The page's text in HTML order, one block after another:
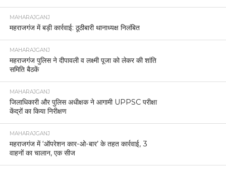
MAHARAJGANJ
महराजगंज में बड़ी कार्रवाई: ठूठीबारी थानाध्यक्ष निलंबित
MAHARAJGANJ
महराजगंज पुलिस ने दीपावली व लक्ष्मी पूजा को लेकर की शांति
समिति बैठकें
MAHARAJGANJ
जिलाधिकारी और पुलिस अधीक्षक ने आगामी UPPSC परीक्षा
केंद्रों का किया निरीक्षण
MAHARAJGANJ
महराजगंज में ‘ऑपरेशन कार-ओ-बार’ के तहत कार्रवाई, 3
वाहनों का चालान, एक सीज